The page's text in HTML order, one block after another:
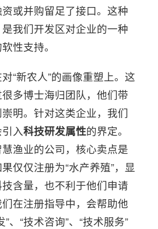
或并购留足了接口。这种
我们开发区对企业的一种
性支持。
“新农人”的画像重塑上。这
多博士海归团队，他们带
明。针对这类企业，我们
入科技研发属性的界定。
渔业的公司，核心卖点是
仅仅注册为“水产养殖”，显
含量，也不利于他们申请
在注册指导中，会帮助他
、“技术咨询”、“技术服务”